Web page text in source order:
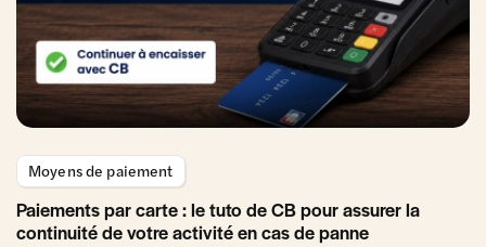
Moyens de paiement
Paiements par carte : le tuto de CB pour assurer la
continuité de votre activité en cas de panne